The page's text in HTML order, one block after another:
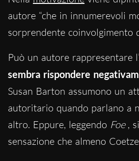
autore “che in innumerevoli
sorprendente coinvolgimento
Può un autore rappresentare
sembra rispondere
Susan Barton assumono un
autoritario quando parlano a
altro. Eppure, leggendo Foe ,
sensazione che almeno